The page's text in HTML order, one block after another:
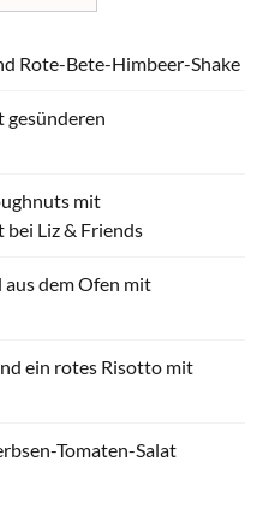
Rote-Bete-Himbeer-Shake
gesünderen
mit
bei Liz & Friends
dem Ofen mit
ein rotes Risotto mit
Tomaten-Salat